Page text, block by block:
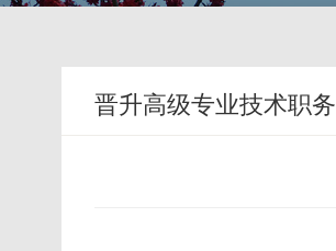
晋升高级专业技术职务